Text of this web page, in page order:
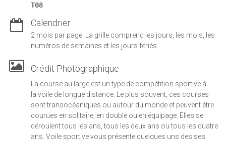
T08
Calendrier
2 mois par page. La grille comprend les jours, les mois, les
numéros de semaines et les jours fériés.
Crédit Photographique
La course au large est un type de compétition sportive à
la voile de longue distance. Le plus souvent, ces courses
sont transocéaniques ou autour du monde et peuvent être
courues en solitaire, en double ou en équipage. Elles se
déroulent tous les ans, tous les deux ans ou tous les quatre
ans. Voile sportive vous présente quelques uns des ses